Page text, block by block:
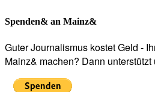
Spenden& an Mainz&
Guter Journalismus kostet Geld -
Mainz& machen? Dann